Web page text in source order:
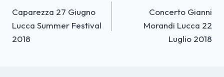
articoli
Caparezza 27 Giugno
Lucca Summer Festival
2018
Concerto Gianni
Morandi Lucca 22
Luglio 2018